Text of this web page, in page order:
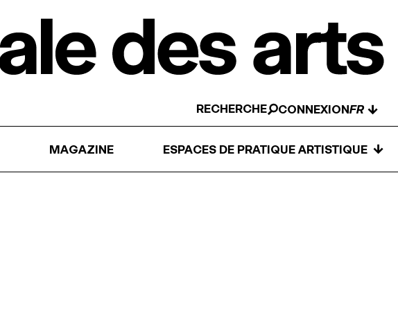
RECHERCHE CONNEXION ↓
MAGAZINE ESPACES DE PRATIQUE ARTISTIQUE ↓